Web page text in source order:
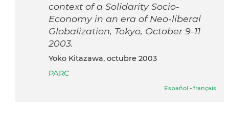
context of a Solidarity Socio-
Economy in an era of Neo-liberal
Globalization, Tokyo, October 9-11
2003.
Yoko Kitazawa, octubre 2003
PARC
Español - français